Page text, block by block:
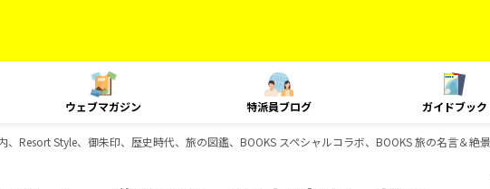
ウェブマガジン 特派員ブログ ガイドブック
、Resort Style、御朱印、歴史時代、旅の図鑑、BOOKS スペシャルコラボ、BOOKS 旅の名言＆絶